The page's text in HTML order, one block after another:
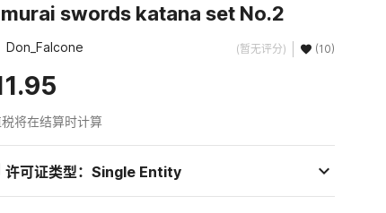
swords katana set No.2
Don_Falcone (暂无评分) (10)
将在结算时计算
许可证类型：Single Entity